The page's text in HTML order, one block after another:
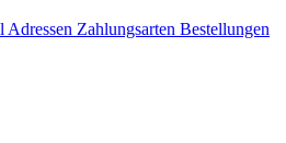
Adressen Zahlungsarten Bestellungen